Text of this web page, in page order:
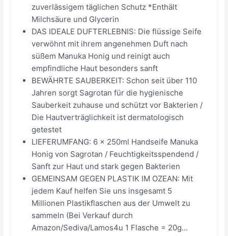
zuverlässigem täglichen Schutz *Enthält
Milchsäure und Glycerin
DAS IDEALE DUFTERLEBNIS: Die flüssige Seife
verwöhnt mit ihrem angenehmen Duft nach
süßem Manuka Honig und reinigt auch
empfindliche Haut besonders sanft
BEWÄHRTE SAUBERKEIT: Schon seit über 110
Jahren sorgt Sagrotan für die hygienische
Sauberkeit zuhause und schützt vor Bakterien /
Die Hautverträglichkeit ist dermatologisch
getestet
LIEFERUMFANG: 6 x 250ml Handseife Manuka
Honig von Sagrotan / Feuchtigkeitsspendend /
Sanft zur Haut und stark gegen Bakterien
GEMEINSAM GEGEN PLASTIK IM OZEAN: Mit
jedem Kauf helfen Sie uns insgesamt 5
Millionen Plastikflaschen aus der Umwelt zu
sammeln (Bei Verkauf durch
Amazon/Sediva/Lamos4u 1 Flasche = 20g...